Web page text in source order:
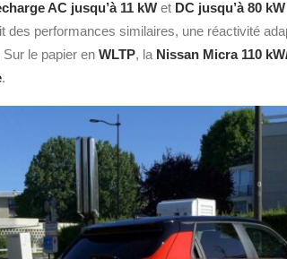
AC jusqu’à 11 kW et DC jusqu’à 80 kW
des performances similaires, une réactivité
le papier en WLTP, la Nissan Micra 110
.